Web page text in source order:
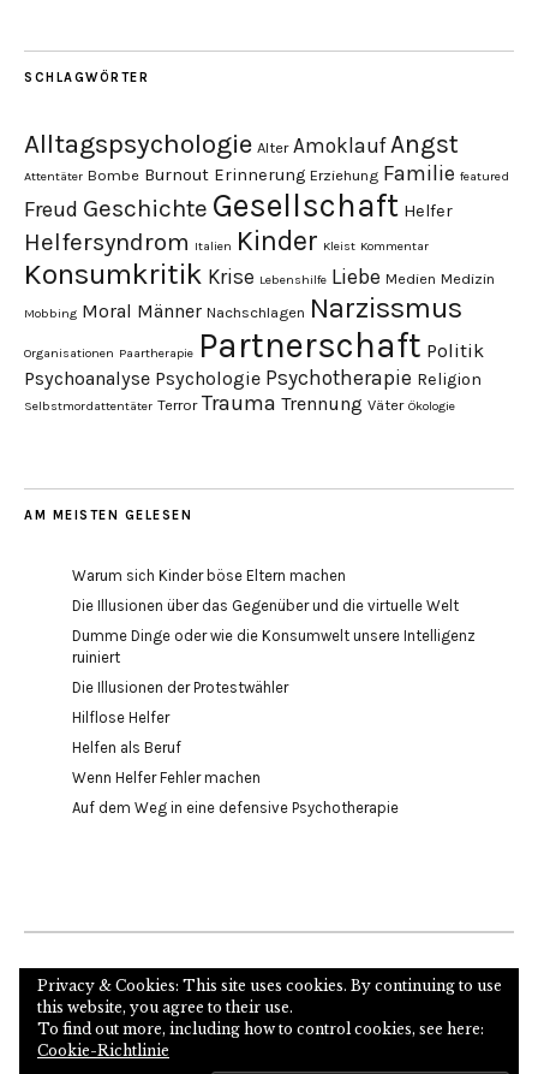
SCHLAGWÖRTER
Alltagspsychologie Alter Amoklauf Angst
Attentäter Bombe Burnout Erinnerung Erziehung Familie featured
Freud Geschichte Gesellschaft Helfer
Helfersyndrom Italien Kinder Kleist Kommentar
Konsumkritik Krise Lebenshilfe Liebe Medien Medizin
Mobbing Moral Männer Nachschlagen Narzissmus
Organisationen Paartherapie Partnerschaft Politik
Psychoanalyse Psychologie Psychotherapie Religion
Selbstmordattentäter Terror Trauma Trennung Väter Ökologie
AM MEISTEN GELESEN
Warum sich Kinder böse Eltern machen
Die Illusionen über das Gegenüber und die virtuelle Welt
Dumme Dinge oder wie die Konsumwelt unsere Intelligenz
ruiniert
Die Illusionen der Protestwähler
Hilflose Helfer
Helfen als Beruf
Wenn Helfer Fehler machen
Auf dem Weg in eine defensive Psychotherapie
Internetseite des Autors und Psychoanalytikers
Privacy & Cookies: This site uses cookies. By continuing to use
this website, you agree to their use.
To find out more, including how to control cookies, see here:
Cookie-Richtlinie